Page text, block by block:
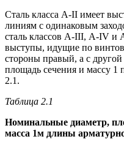
Сталь класса А-II имеет
линиям с одинаковым
сталь классов А-III, А-IV
выступы, идущие по
стороны правый, а с
площадь сечения и массу 1
2.1.
Таблица 2.1
Номинальные диаметр,
масса 1м длины